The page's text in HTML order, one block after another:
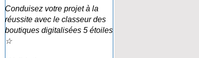
Conduisez votre projet à la
réussite avec le classeur des
boutiques digitalisées 5 étoiles
☆